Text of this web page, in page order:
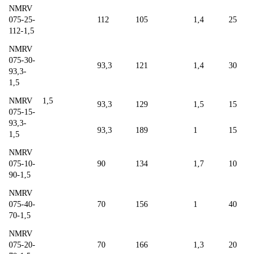
1,5
NMRV
075-25-
112-1,5
112 105 1,4 25
NMRV
075-30-
93,3-
1,5
93,3 121 1,4 30
NMRV
075-15-
93,3-
1,5
93,3 129 1,5 15
93,3 189 1 15
NMRV
075-10-
90-1,5
90 134 1,7 10
NMRV
075-40-
70-1,5
70 156 1 40
NMRV
075-20-
70 166 1,3 20